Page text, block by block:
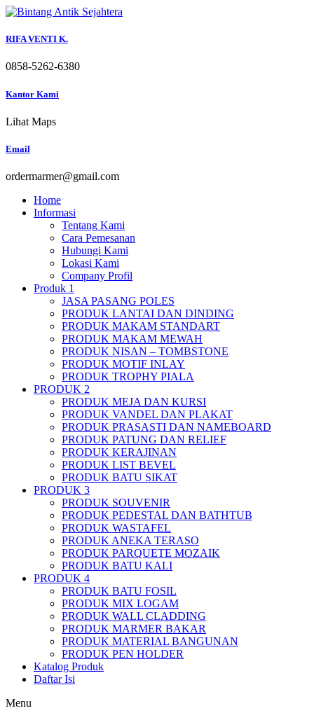
Skip
content
RIFA VENTI K.
0858-5262-6380
Kantor Kami
Lihat Maps
Email
ordermarmer@gmail.com
Home
Informasi
Tentang Kami
Cara Pemesanan
Hubungi Kami
Lokasi Kami
Company Profil
Produk 1
JASA PASANG POLES
PRODUK LANTAI DAN DINDING
PRODUK MAKAM STANDART
PRODUK MAKAM MEWAH
PRODUK NISAN – TOMBSTONE
PRODUK MOTIF INLAY
PRODUK TROPHY PIALA
PRODUK 2
PRODUK MEJA DAN KURSI
PRODUK VANDEL DAN PLAKAT
PRODUK PRASASTI DAN NAMEBOARD
PRODUK PATUNG DAN RELIEF
PRODUK KERAJINAN
PRODUK LIST BEVEL
PRODUK BATU SIKAT
PRODUK 3
PRODUK SOUVENIR
PRODUK PEDESTAL DAN BATHTUB
PRODUK WASTAFEL
PRODUK ANEKA TERASO
PRODUK PARQUETE MOZAIK
PRODUK BATU KALI
PRODUK 4
PRODUK BATU FOSIL
PRODUK MIX LOGAM
PRODUK WALL CLADDING
PRODUK MARMER BAKAR
PRODUK MATERIAL BANGUNAN
PRODUK PEN HOLDER
Katalog Produk
Daftar Isi
Menu